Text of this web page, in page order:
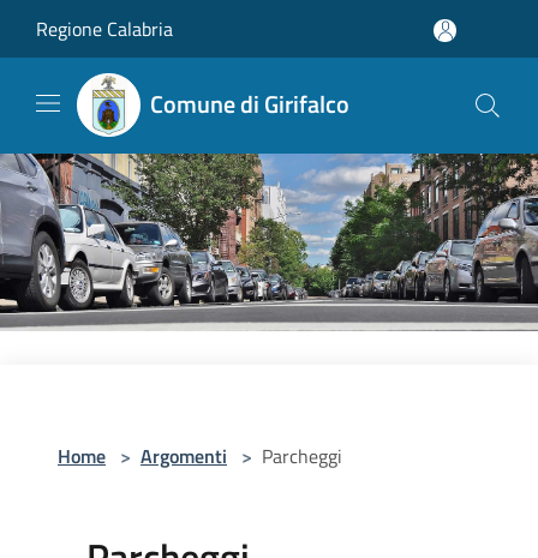
Regione Calabria
Comune di Girifalco
Home > Argomenti > Parcheggi